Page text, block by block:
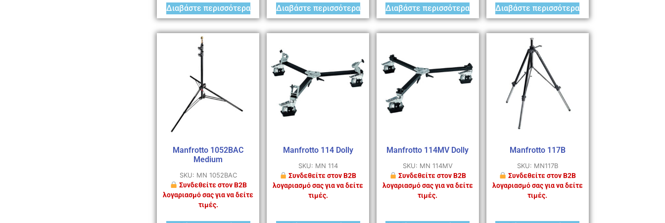
Διαβάστε περισσότερα Διαβάστε περισσότερα Διαβάστε περισσότερα Διαβάστε περισσότερα
Manfrotto 1052BAC
Medium
SKU: MN 1052BAC
Συνδεθείτε στον B2B
λογαριασμό σας για να δείτε
τιμές.
Manfrotto 114 Dolly
SKU: MN 114
Συνδεθείτε στον B2B
λογαριασμό σας για να δείτε
τιμές.
Manfrotto 114MV Dolly
SKU: MN 114MV
Συνδεθείτε στον B2B
λογαριασμό σας για να δείτε
τιμές.
Manfrotto 117B
SKU: MN117B
Συνδεθείτε στον B2B
λογαριασμό σας για να δείτε
τιμές.